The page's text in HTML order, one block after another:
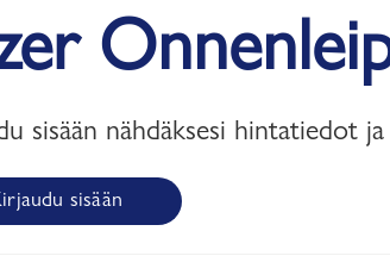
sisään nähdäksesi hintatiedot
sisään